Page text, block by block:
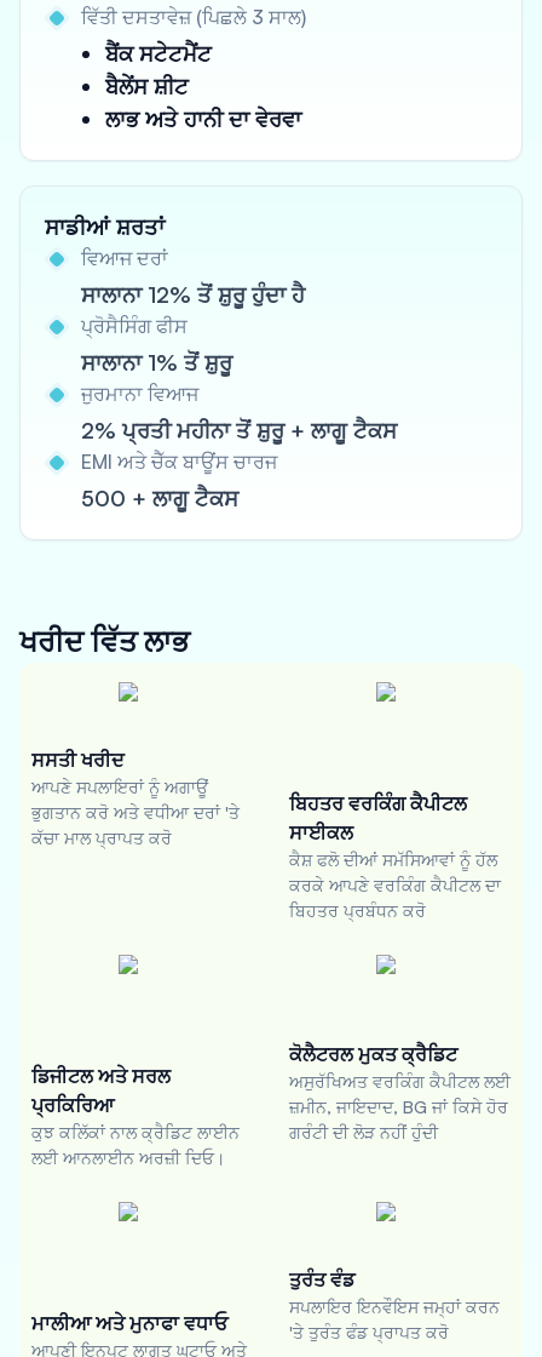
ਵਿੱਤੀ ਦਸਤਾਵੇਜ਼ (ਪਿਛਲੇ 3 ਸਾਲ)
ਬੈਂਕ ਸਟੇਟਮੈਂਟ
ਬੈਲੇਂਸ ਸ਼ੀਟ
ਲਾਭ ਅਤੇ ਹਾਨੀ ਦਾ ਵੇਰਵਾ
ਸਾਡੀਆਂ ਸ਼ਰਤਾਂ
ਵਿਆਜ ਦਰਾਂ
ਸਾਲਾਨਾ 12% ਤੋਂ ਸ਼ੁਰੂ ਹੁੰਦਾ ਹੈ
ਪ੍ਰੋਸੈਸਿੰਗ ਫੀਸ
ਸਾਲਾਨਾ 1% ਤੋਂ ਸ਼ੁਰੂ
ਜੁਰਮਾਨਾ ਵਿਆਜ
2% ਪ੍ਰਤੀ ਮਹੀਨਾ ਤੋਂ ਸ਼ੁਰੂ + ਲਾਗੂ ਟੈਕਸ
EMI ਅਤੇ ਚੈੱਕ ਬਾਊਂਸ ਚਾਰਜ
500 + ਲਾਗੂ ਟੈਕਸ
ਖਰੀਦ ਵਿੱਤਲਾਭ
ਸਸਤੀ ਖਰੀਦ
ਆਪਣੇ ਸਪਲਾਇਰਾਂ ਨੂੰ ਅਗਾਊਂ
ਭੁਗਤਾਨ ਕਰੋ ਅਤੇ ਵਧੀਆ ਦਰਾਂ 'ਤੇ
ਕੱਚਾ ਮਾਲ ਪ੍ਰਾਪਤ ਕਰੋ
ਬਿਹਤਰ ਵਰਕਿੰਗ ਕੈਪੀਟਲ
ਸਾਈਕਲ
ਕੈਸ਼ ਫਲੋ ਦੀਆਂ ਸਮੱਸਿਆਵਾਂ ਨੂੰ ਹੱਲ
ਕਰਕੇ ਆਪਣੇ ਵਰਕਿੰਗ ਕੈਪੀਟਲ ਦਾ
ਬਿਹਤਰ ਪ੍ਰਬੰਧਨ ਕਰੋ
ਡਿਜੀਟਲ ਅਤੇ ਸਰਲ
ਪ੍ਰਕਿਰਿਆ
ਕੁਝ ਕਲਿੱਕਾਂ ਨਾਲ ਕ੍ਰੈਡਿਟ ਲਾਈਨ
ਲਈ ਆਨਲਾਈਨ ਅਰਜ਼ੀ ਦਿਓ।
ਕੋਲੈਟਰਲ ਮੁਕਤ ਕ੍ਰੈਡਿਟ
ਅਸੁਰੱਖਿਅਤ ਵਰਕਿੰਗ ਕੈਪੀਟਲ ਲਈ
ਜ਼ਮੀਨ, ਜਾਇਦਾਦ, BG ਜਾਂ ਕਿਸੇ ਹੋਰ
ਗਰੰਟੀ ਦੀ ਲੋੜ ਨਹੀਂ ਹੁੰਦੀ
ਮਾਲੀਆ ਅਤੇ ਮੁਨਾਫਾ ਵਧਾਓ
ਆਪਣੀ ਇਨਪੁਟ ਲਾਗਤ ਘਟਾਓ ਅਤੇ
ਤੁਰੰਤ ਵੰਡ
ਸਪਲਾਇਰ ਇਨਵੌਇਸ ਜਮ੍ਹਾਂ ਕਰਨ
'ਤੇ ਤੁਰੰਤ ਫੰਡ ਪ੍ਰਾਪਤ ਕਰੋ